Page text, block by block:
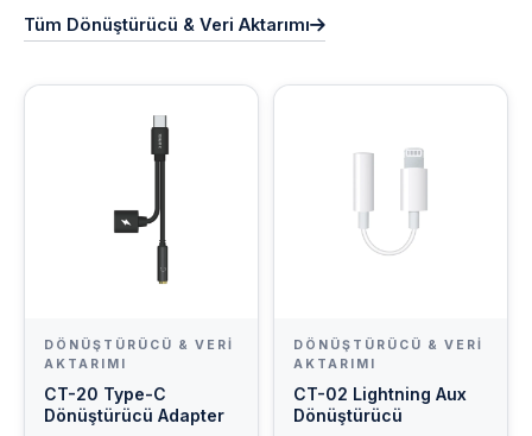
Tüm Dönüştürücü & Veri Aktarımı
DÖNÜŞTÜRÜCÜ & VERI
AKTARIMI
CT-20 Type-C
Dönüştürücü Adapter
DÖNÜŞTÜRÜCÜ & VERI
AKTARIMI
CT-02 Lightning Aux
Dönüştürücü